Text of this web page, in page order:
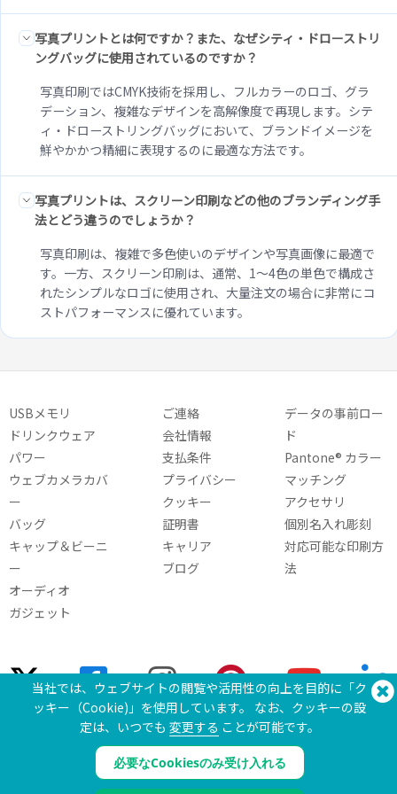
写真プリントとは何ですか？また、なぜシティ・ドローストリ
ングバッグに使用されているのですか？
写真印刷ではCMYK技術を採用し、フルカラーのロゴ、グラ
デーション、複雑なデザインを高解像度で再現します。シテ
ィ・ドローストリングバッグにおいて、ブランドイメージを
鮮やかかつ精細に表現するのに最適な方法です。
写真プリントは、スクリーン印刷などの他のブランディング手
法とどう違うのでしょうか？
写真印刷は、複雑で多色使いのデザインや写真画像に最適で
す。一方、スクリーン印刷は、通常、1～4色の単色で構成さ
れたシンプルなロゴに使用され、大量注文の場合に非常にコ
ストパフォーマンスに優れています。
USBメモリ
ドリンクウェア
パワー
ウェブカメラカバ
ー
バッグ
キャップ＆ビーニ
ー
オーディオ
ガジェット
ご連絡
会社情報
支払条件
プライバシー
クッキー
証明書
キャリア
ブログ
データの事前ロー
ド
Pantone® カラー
マッチング
アクセサリ
個別名入れ彫刻
対応可能な印刷方
法
お問い合わせ 電話:
Copyright © 2026 Flashbay
当社では、ウェブサイトの閲覧や活用性の向上を目的に「ク
ッキー（Cookie)」を使用しています。 なお、クッキーの設
定は、いつでも 変更する ことが可能です。
必要なCookiesのみ受け入れる